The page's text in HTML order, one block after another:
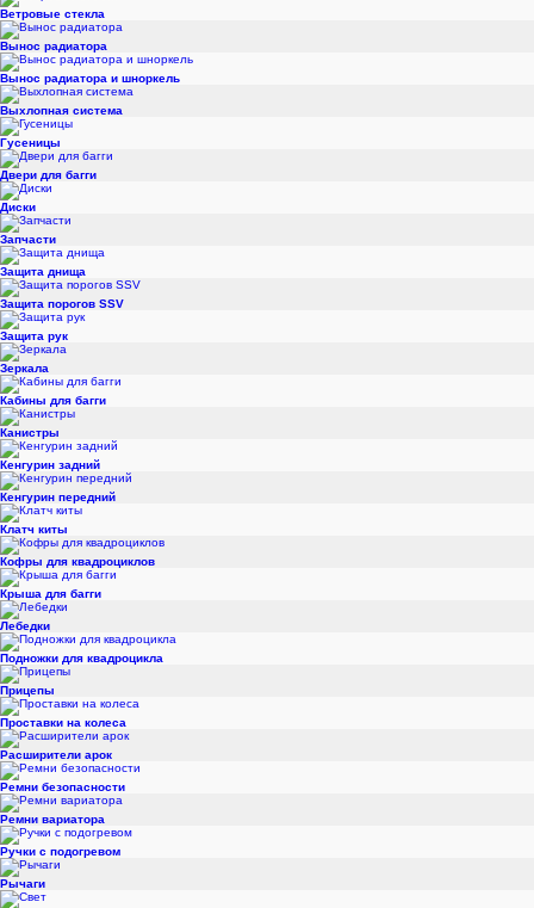
Ветровые стекла
Вынос радиатора
Вынос радиатора и шноркель
Выхлопная система
Гусеницы
Двери для багги
Диски
Запчасти
Защита днища
Защита порогов SSV
Защита рук
Зеркала
Кабины для багги
Канистры
Кенгурин задний
Кенгурин передний
Клатч киты
Кофры для квадроциклов
Крыша для багги
Лебедки
Подножки для квадроцикла
Прицепы
Проставки на колеса
Расширители арок
Ремни безопасности
Ремни вариатора
Ручки с подогревом
Рычаги